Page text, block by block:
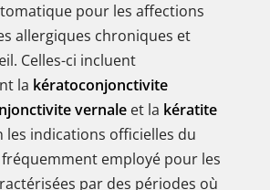
pour les affections
allergiques chroniques et
Celles-ci incluent
la kératoconjonctivite
vernale et la kératite
les indications officielles du
employé pour les
par des périodes où